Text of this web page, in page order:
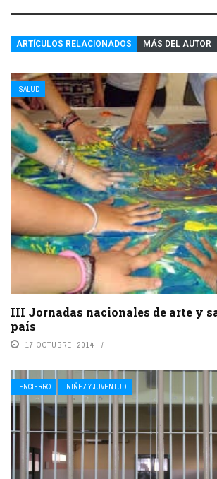
ARTÍCULOS RELACIONADOS MÁS DEL AUTOR
SALUD
III Jornadas nacionales de arte y
país
17 OCTUBRE, 2014
ENCIERRO NIÑEZ Y JUVENTUD